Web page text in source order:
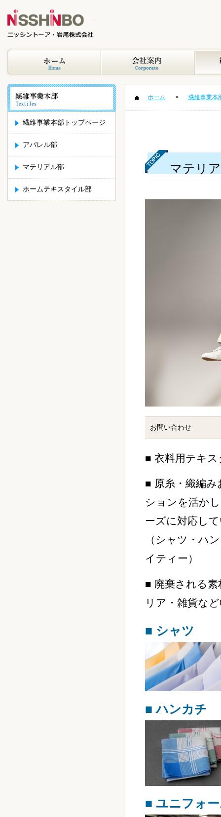
繊維事業本部トップページ
アパレル部
マテリアル部
ホームテキスタイル部
ホーム 繊維事業本
マテリ
お問い合わせ
■ 衣料用テキ
■ 原糸・織編
ションを活か
ーズに対応し
（シャツ・ハ
イティー）
■ 廃棄される
リア・雑貨な
■ シャツ
■ ハンカチ
■ ユニフォ